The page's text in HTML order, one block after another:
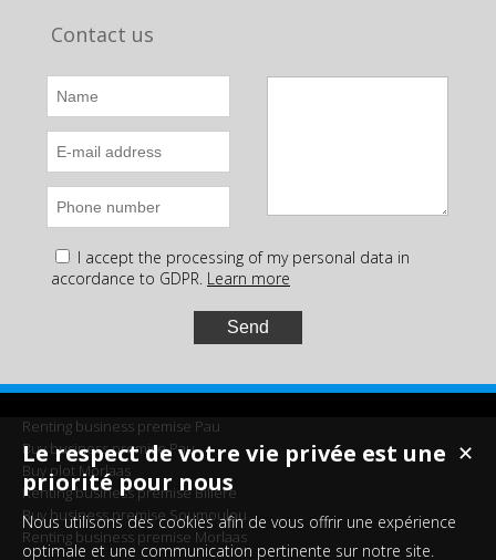
Contact us
I accept the processing of my personal data in
accordance to GDPR. Learn more
Renting business premise Pau
Buy business premise Pau
Buy plot Morlaas
Renting business premise Billère
Buy business premise Soumoulou
Renting business premise Morlaas
✕
Le respect de votre vie privée est une
priorité pour nous
Nous utilisons des cookies afin de vous offrir une expérience
optimale et une communication pertinente sur notre site.